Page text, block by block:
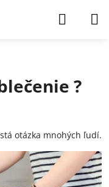
?
otázka mnohých ľudí.